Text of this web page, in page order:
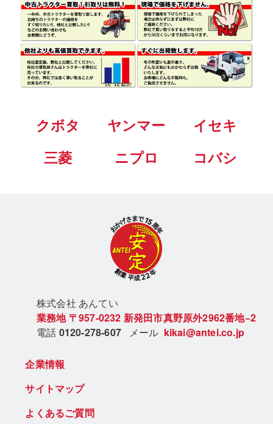
クボタ ヤンマー
イセキ
三菱
ニプロ コバシ
株式会社 あんてい
業務地 〒957-0232 新発田市真野原外2962番地−2
電話 0120-278-607 メール kikai@antei.co.jp
企業情報
サイトマップ
よくあるご質問